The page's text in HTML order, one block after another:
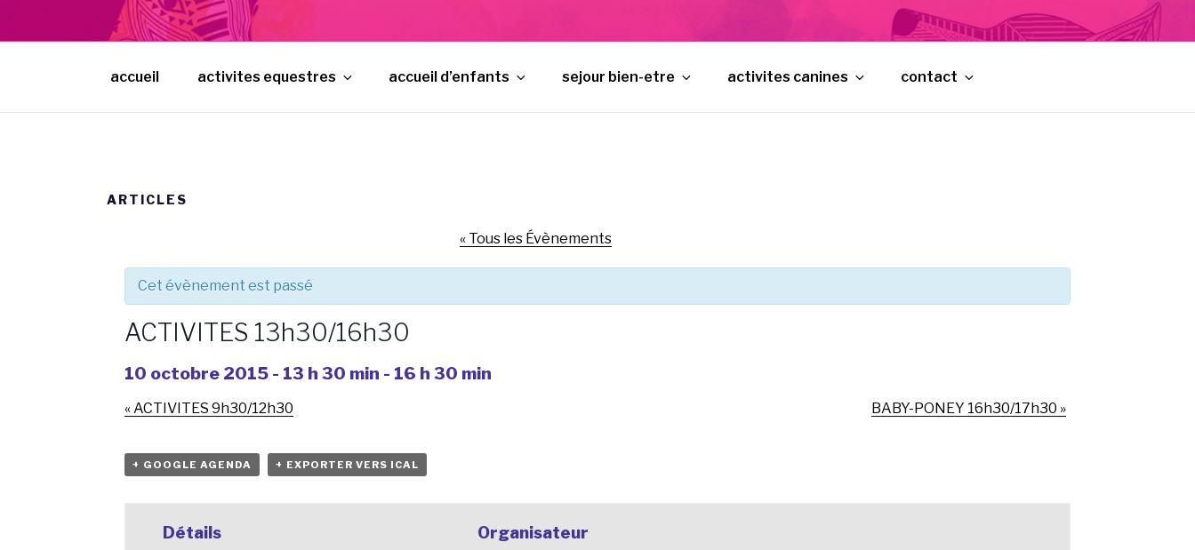
accueil activites equestres accueil d’enfants sejour bien-etre activites canines contact
ARTICLES
« Tous les Évènements
Cet évènement est passé
ACTIVITES 13h30/16h30
10 octobre 2015 - 13 h 30 min - 16 h 30 min
«ACTIVITES 9h30/12h30 BABY-PONEY 16h30/17h30 »
+ GOOGLE AGENDA + EXPORTER VERS ICAL
Détails Organisateur